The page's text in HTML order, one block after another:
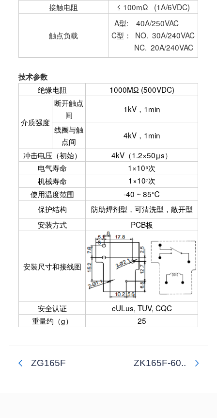
接触电阻
≤ 100mΩ (1A/6VDC)
触点负载
A型: 40A/250VAC
C型： NO. 30A/240VAC
NC. 20A/240VAC
技术参数
绝缘电阻
1000MΩ (500VDC)
介质强度
断开触点
间
1kV，1min
线圈与触
点间
4kV，1min
冲击电压（初始）
4kV（1.2×50μs）
电气寿命
1×10⁵次
机械寿命
1×10⁷次
使用温度范围
-40 ~ 85℃
保护结构
防助焊剂型，可清洗型，敞开型
安装方式
PCB板
安装尺寸和接线图
安全认证
cULus, TUV, CQC
重量约（g）
25
ZG165F ZK165F-60..